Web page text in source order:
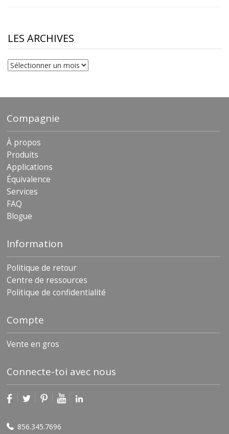
$230.81
LES ARCHIVES
Les
archives
Compagnie
À propos
Produits
Applications
Équivalence
Services
FAQ
Blogue
Information
Politique de retour
Centre de ressources
Politique de confidentialité
Compte
Vente en gros
Connecte-toi avec nous
856.345.7696